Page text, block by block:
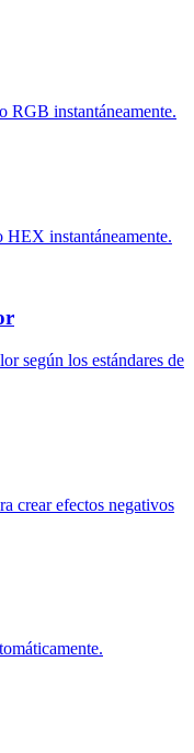
RGB instantáneamente.
instantáneamente.
según los estándares de
crear efectos negativos